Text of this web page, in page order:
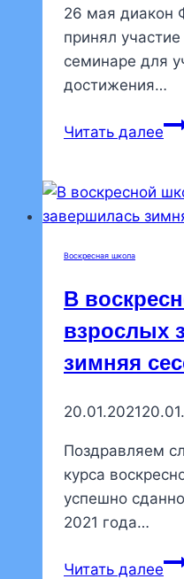
26 мая диакон
принял
семинаре для
достижения…
Читать далее
в
Воскресная школа
В
взрослых
зимняя
20.01.2021
Поздравляем
курса
успешно
2021 года…
Читать далееВ